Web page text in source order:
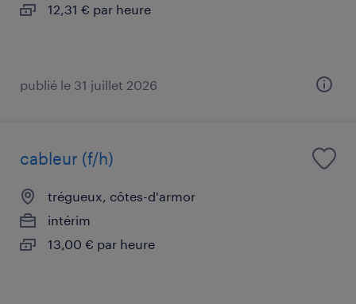
12,31 € par heure
publié le 31 juillet 2026
cableur (f/h)
trégueux, côtes-d'armor
intérim
13,00 € par heure